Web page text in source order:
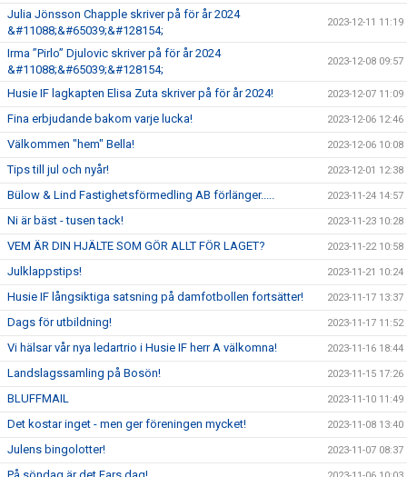
Julia Jönsson Chapple skriver på för år 2024
&#11088;&#65039;&#128154;
2023-12-11 11:19
Irma ”Pirlo” Djulovic skriver på för år 2024
&#11088;&#65039;&#128154;
2023-12-08 09:57
Husie IF lagkapten Elisa Zuta skriver på för år 2024! 2023-12-07 11:09
Fina erbjudande bakom varje lucka! 2023-12-06 12:46
Välkommen "hem" Bella! 2023-12-06 10:08
Tips till jul och nyår! 2023-12-01 12:38
Bülow & Lind Fastighetsförmedling AB förlänger..... 2023-11-24 14:57
Ni är bäst - tusen tack! 2023-11-23 10:28
VEM ÄR DIN HJÄLTE SOM GÖR ALLT FÖR LAGET? 2023-11-22 10:58
Julklappstips! 2023-11-21 10:24
Husie IF långsiktiga satsning på damfotbollen fortsätter! 2023-11-17 13:37
Dags för utbildning! 2023-11-17 11:52
Vi hälsar vår nya ledartrio i Husie IF herr A välkomna! 2023-11-16 18:44
Landslagssamling på Bosön! 2023-11-15 17:26
BLUFFMAIL 2023-11-10 11:49
Det kostar inget - men ger föreningen mycket! 2023-11-08 13:40
Julens bingolotter! 2023-11-07 08:37